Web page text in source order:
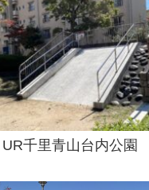
千里青山台内公園